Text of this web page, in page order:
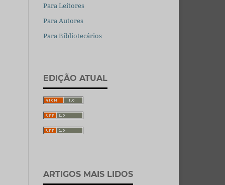
Para Leitores
Para Autores
Para Bibliotecários
EDIÇÃO ATUAL
ARTIGOS MAIS LIDOS